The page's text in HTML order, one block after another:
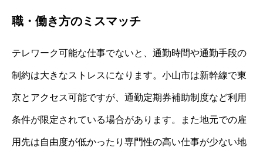
職・働き方のミスマッチ
テレワーク可能な仕事でないと、通勤時間や通勤手段の
制約は大きなストレスになります。小山市は新幹線で東
京とアクセス可能ですが、通勤定期券補助制度など利用
条件が限定されている場合があります。また地元での雇
用先は自由度が低かったり専門性の高い仕事が少ない地